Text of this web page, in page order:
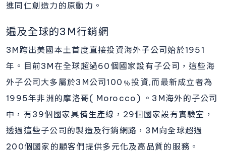
進同仁創造力的原動力。
遍及全球的3M行銷網
3M跨出美國本土首度直接投資海外子公司始於1951
年。目前3M在全球超過60個國家設有子公司，這些海
外子公司大多屬於3M公司100﹪投資,而最新成立者為
1995年非洲的摩洛哥( Morocco) 。3M海外的子公司
中，有39個國家具備生產線，29個國家設有實驗室，
透過這些子公司的製造及行銷網路，3M向全球超過
200個國家的顧客們提供多元化及高品質的服務。